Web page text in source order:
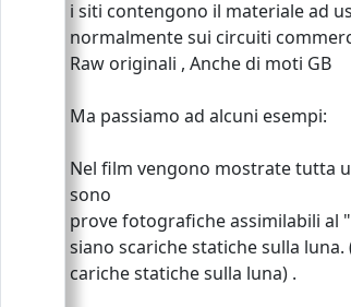
i siti contengono il materiale ad
normalmente sui circuiti
Raw originali , Anche di moti GB
Ma passiamo ad alcuni esempi:
Nel film vengono mostrate tutta
sono
prove fotografiche assimilabili al
siano scariche statiche sulla
cariche statiche sulla luna) .